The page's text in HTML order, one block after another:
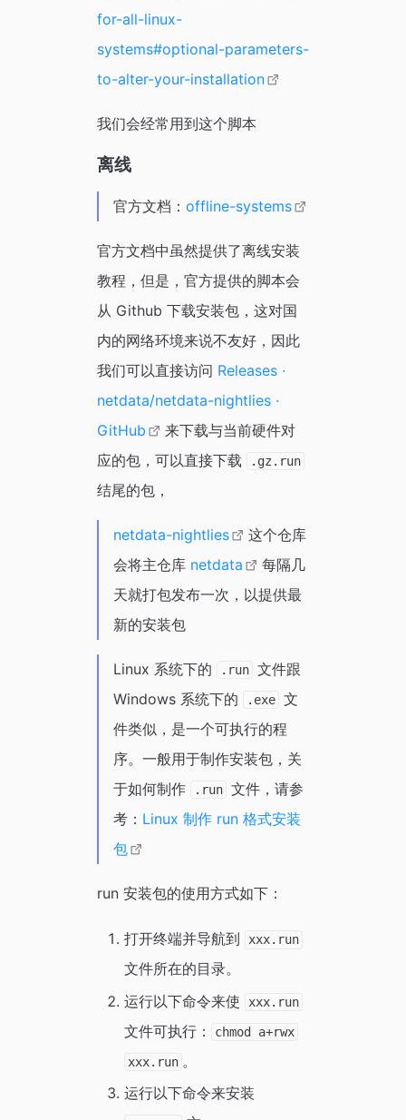
for-all-linux-
systems#optional-parameters-
to-alter-your-installation
我们会经常用到这个脚本
离线
官方文档： offline-systems
官方文档中虽然提供了离线安装
教程，但是，官方提供的脚本会
从 Github 下载安装包，这对国
内的网络环境来说不友好，因此
我们可以直接访问 Releases ·
netdata/netdata-nightlies ·
GitHub
来下载与当前硬件对
应的包，可以直接下载
.gz.run
结尾的包，
netdata-nightlies
这个仓库
会将主仓库 netdata
每隔几
天就打包发布一次，以提供最
新的安装包
Linux 系统下的 .run 文件跟
Windows 系统下的
.exe 文
件类似，是一个可执行的程
序。一般用于制作安装包，关
于如何制作
.run 文件，请参
考： Linux 制作 run 格式安装
包
run 安装包的使用方式如下：
打开终端并导航到 xxx.run
文件所在的目录。
运行以下命令来使
xxx.run
文件可执行： chmod a+rwx
xxx.run 。
运行以下命令来安装